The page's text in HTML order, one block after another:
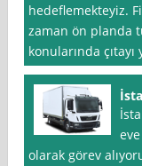
hedeflemekteyiz.
zaman ön planda
konularında
olarak görev